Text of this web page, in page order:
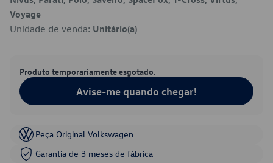
Voyage
Unidade de venda: Unitário(a)
Produto temporariamente esgotado.
Avise-me quando chegar!
Peça Original Volkswagen
Garantia de 3 meses de fábrica